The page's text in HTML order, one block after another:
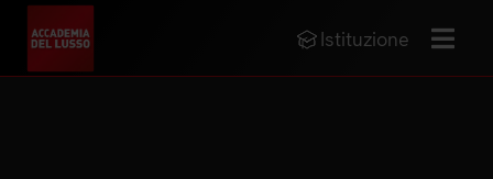
MENU
Istituzione